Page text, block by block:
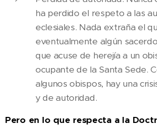
ha perdido el respeto a las
eclesiales. Nada extraña el
eventualmente algún
que acuse de herejía a un
ocupante de la Santa Sede.
algunos obispos, hay una
y de autoridad.
Pero en lo que respecta a la